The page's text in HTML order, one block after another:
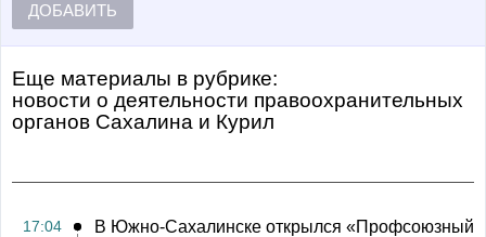
ДОБАВИТЬ
Еще материалы в рубрике:
Новости о деятельности правоохранительных
органов Сахалина и Курил
17:04
В Южно-Сахалинске открылся «Профсоюзный